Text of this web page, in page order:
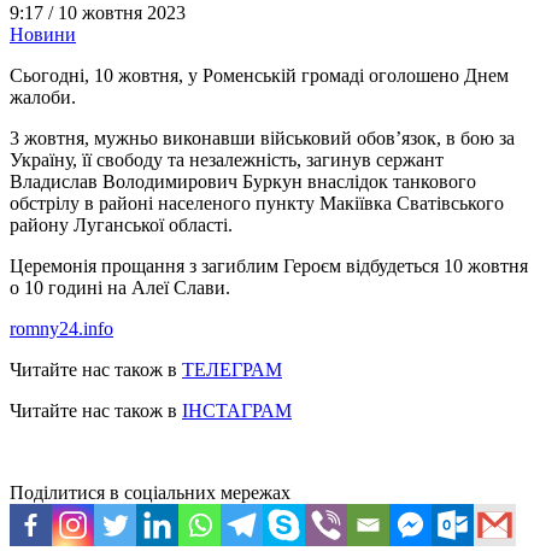
9:17 / 10 жовтня 2023
Новини
Сьогодні, 10 жовтня, у Роменській громаді оголошено Днем
жалоби.
3 жовтня, мужньо виконавши військовий обов’язок, в бою за
Україну, її свободу та незалежність, загинув сержант
Владислав Володимирович Буркун внаслідок танкового
обстрілу в районі населеного пункту Макіївка Сватівського
району Луганської області.
Церемонія прощання з загиблим Героєм відбудеться 10 жовтня
о 10 годині на Алеї Слави.
romny24.info
Читайте нас також в ТЕЛЕГРАМ
Читайте нас також в ІНСТАГРАМ
Поділитися в соціальних мережах